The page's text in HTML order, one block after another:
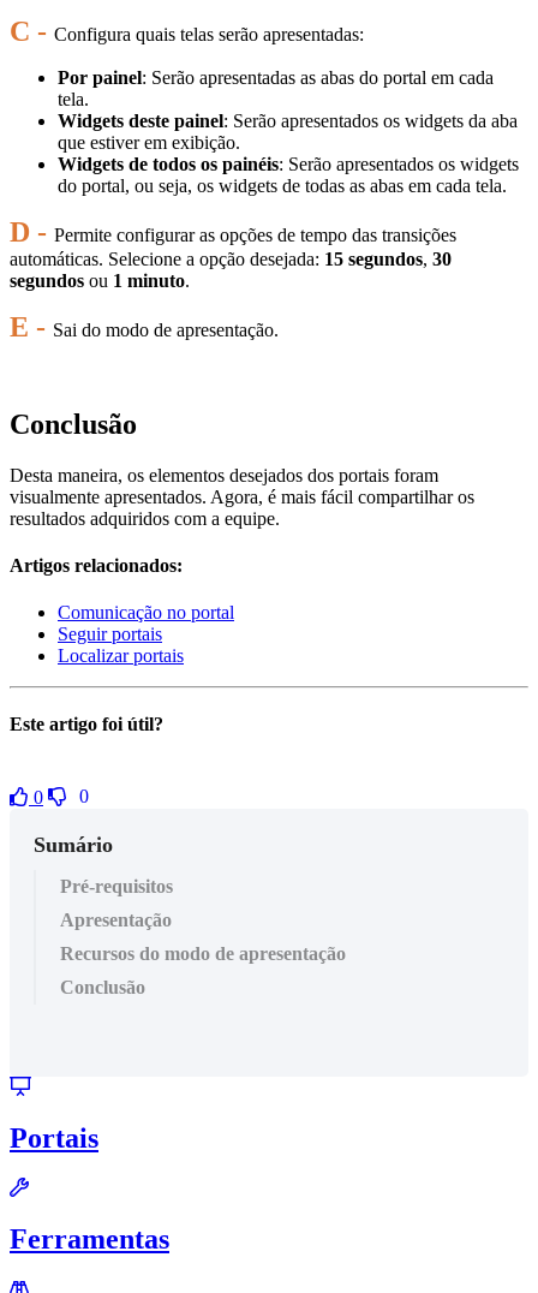
C - Configura quais telas serão apresentadas:
Por painel: Serão apresentadas as abas do portal em cada
tela.
Widgets deste painel: Serão apresentados os widgets da aba
que estiver em exibição.
Widgets de todos os painéis: Serão apresentados os widgets
do portal, ou seja, os widgets de todas as abas em cada tela.
D - Permite configurar as opções de tempo das transições
automáticas. Selecione a opção desejada: 15 segundos, 30
segundos ou 1 minuto.
E - Sai do modo de apresentação.
Conclusão
Desta maneira, os elementos desejados dos portais foram
visualmente apresentados. Agora, é mais fácil compartilhar os
resultados adquiridos com a equipe.
Artigos relacionados:
Comunicação no portal
Seguir portais
Localizar portais
Este artigo foi útil?
0 0
Sumário
Pré-requisitos
Apresentação
Recursos do modo de apresentação
Conclusão
Portais
Ferramentas